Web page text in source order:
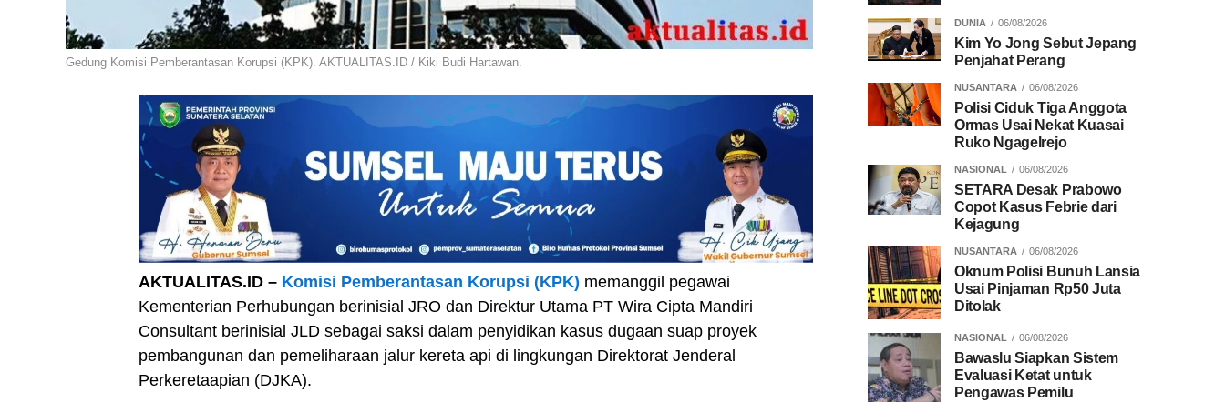
Gedung Komisi Pemberantasan Korupsi (KPK). AKTUALITAS.ID / Kiki Budi Hartawan.
AKTUALITAS.ID – Komisi Pemberantasan Korupsi (KPK) memanggil pegawai
Kementerian Perhubungan berinisial JRO dan Direktur Utama PT Wira Cipta Mandiri
Consultant berinisial JLD sebagai saksi dalam penyidikan kasus dugaan suap proyek
pembangunan dan pemeliharaan jalur kereta api di lingkungan Direktorat Jenderal
Perkeretaapian (DJKA).
DUNIA 06/08/2026
Kim Yo Jong Sebut Jepang
Penjahat Perang
NUSANTARA 06/08/2026
Polisi Ciduk Tiga Anggota
Ormas Usai Nekat Kuasai
Ruko Ngagelrejo
NASIONAL 06/08/2026
SETARA Desak Prabowo
Copot Kasus Febrie dari
Kejagung
NUSANTARA 06/08/2026
Oknum Polisi Bunuh Lansia
Usai Pinjaman Rp50 Juta
Ditolak
NASIONAL 06/08/2026
Bawaslu Siapkan Sistem
Evaluasi Ketat untuk
Pengawas Pemilu